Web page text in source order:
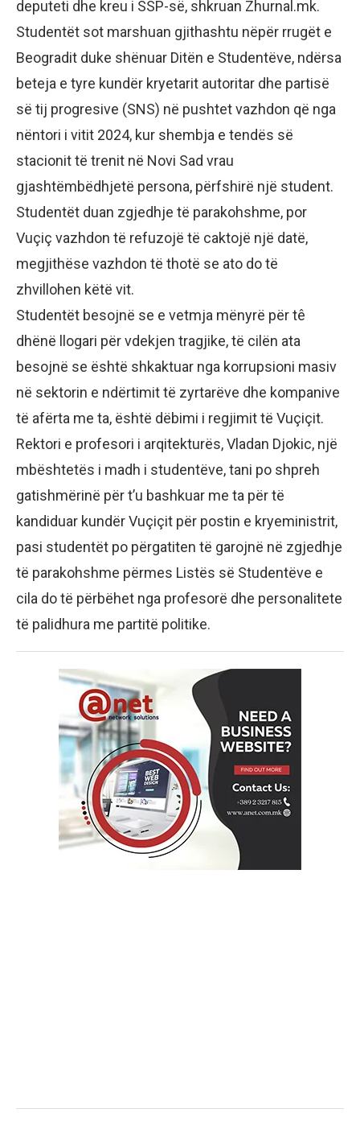
deputeti dhe kreu i SSP-së, shkruan Zhurnal.mk.
Studentët sot marshuan gjithashtu nëpër rrugët e
Beogradit duke shënuar Ditën e Studentëve, ndërsa
beteja e tyre kundër kryetarit autoritar dhe partisë
së tij progresive (SNS) në pushtet vazhdon që nga
nëntori i vitit 2024, kur shembja e tendës së
stacionit të trenit në Novi Sad vrau
gjashtëmbëdhjetë persona, përfshirë një student.
Studentët duan zgjedhje të parakohshme, por
Vuçiç vazhdon të refuzojë të caktojë një datë,
megjithëse vazhdon të thotë se ato do të
zhvillohen këtë vit.
Studentët besojnë se e vetmja mënyrë për tê
dhënë llogari për vdekjen tragjike, të cilën ata
besojnë se është shkaktuar nga korrupsioni masiv
në sektorin e ndërtimit të zyrtarëve dhe kompanive
të afërta me ta, është dëbimi i regjimit të Vuçiçit.
Rektori e profesori i arqitekturës, Vladan Djokic, një
mbështetës i madh i studentëve, tani po shpreh
gatishmërinë për t’u bashkuar me ta për të
kandiduar kundër Vuçiçit për postin e kryeministrit,
pasi studentët po përgatiten të garojnë në zgjedhje
të parakohshme përmes Listës së Studentëve e
cila do të përbëhet nga profesorë dhe personalitete
të palidhura me partitë politike.